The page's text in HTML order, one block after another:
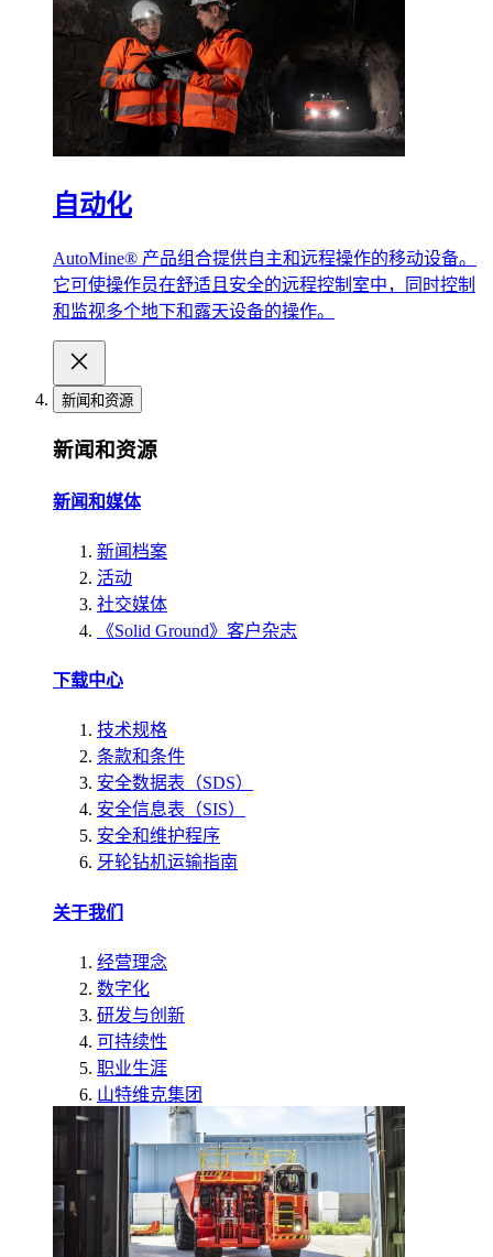
自动化
AutoMine® 产品组合提供自主和远程操作的移动设备。
它可使操作员在舒适且安全的远程控制室中，同时控制
和监视多个地下和露天设备的操作。
新闻和资源
新闻和资源
新闻和媒体
新闻档案
活动
社交媒体
《Solid Ground》客户杂志
下载中心
技术规格
条款和条件
安全数据表（SDS）
安全信息表（SIS）
安全和维护程序
牙轮钻机运输指南
关于我们
经营理念
数字化
研发与创新
可持续性
职业生涯
山特维克集团